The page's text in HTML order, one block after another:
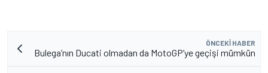
ÖNCEKI HABER
Bulega’nın Ducati olmadan da MotoGP’ye geçişi mümkün